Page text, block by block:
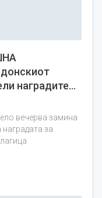
наградите…
вечерва замина
за